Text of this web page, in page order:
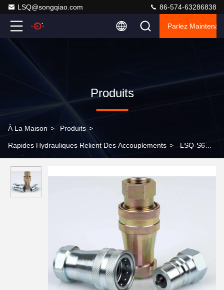
LSQ@songqiao.com 86-574-63286838
Parlez
Produits
À La Maison > Produits >
Rapides Hydrauliques Relient Des Accouplements > LSQ-S6
Moyen-Orient